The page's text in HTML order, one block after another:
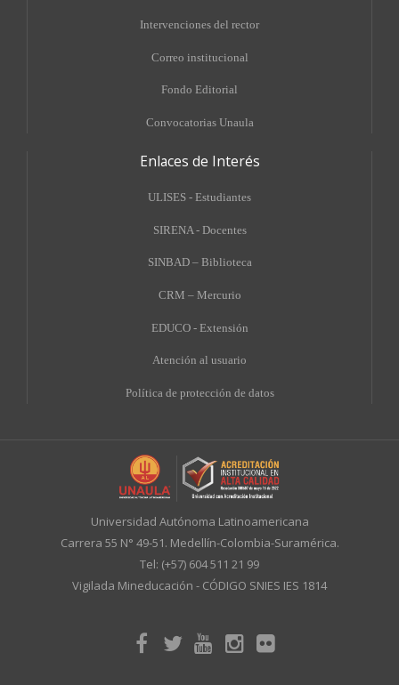
Intervenciones del rector
Correo institucional
Fondo Editorial
Convocatorias Unaula
Enlaces de Interés
ULISES - Estudiantes
SIRENA - Docentes
SINBAD – Biblioteca
CRM – Mercurio
EDUCO - Extensión
Atención al usuario
Política de protección de datos
Universidad Autónoma Latinoamericana
Carrera 55 N° 49-51. Medellín-Colombia-Suramérica.
Tel: (+57) 604 511 21 99
Vigilada Mineducación - CÓDIGO SNIES IES 1814